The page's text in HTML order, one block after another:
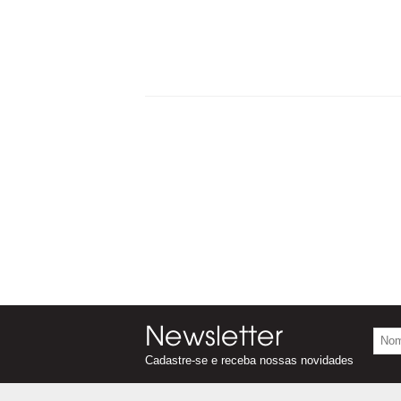
Newsletter
Cadastre-se e receba nossas novidades